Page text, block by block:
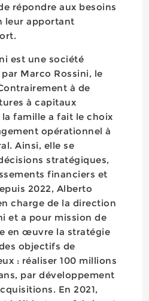
répondre aux besoins
leur apportant
est une société
Marco Rossini, le
à de
à capitaux
famille a fait le choix
opérationnel à
Ainsi, elle se
stratégiques,
financiers et
2022, Alberto
charge de la direction
et a pour mission de
en œuvre la stratégie
objectifs de
: réaliser 100 millions
par développement
En 2021,